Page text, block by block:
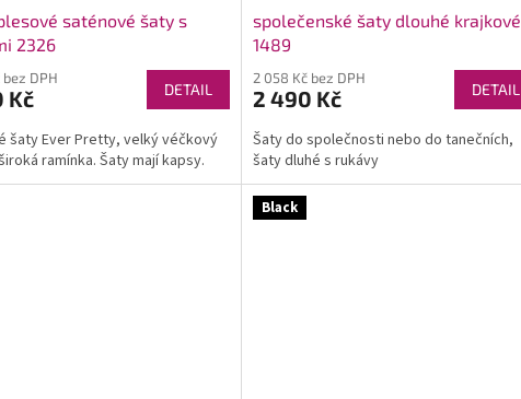
saténové šaty s
2326
DPH
Kč DETAIL
šaty Ever Pretty, velký véčkový
ramínka. Šaty mají kapsy.
společenské šaty dlouhé krajkové
1489
2 058 Kč bez DPH
2 490 Kč DETAIL
Šaty do společnosti nebo do tanečních,
šaty dluhé s rukávy
Black